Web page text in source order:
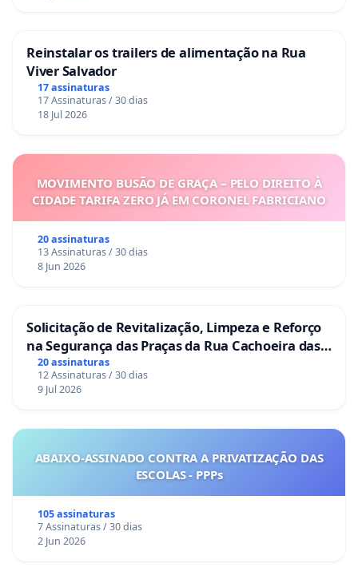
Reinstalar os trailers de alimentação na Rua
Viver Salvador
17 assinaturas
17 Assinaturas / 30 dias
18 Jul 2026
MOVIMENTO BUSÃO DE GRAÇA – PELO DIREITO À
CIDADE TARIFA ZERO JÁ EM CORONEL FABRICIANO
20 assinaturas
13 Assinaturas / 30 dias
8 Jun 2026
Solicitação de Revitalização, Limpeza e Reforço
na Segurança das Praças da Rua Cachoeira das
Sete Ilhas
20 assinaturas
12 Assinaturas / 30 dias
9 Jul 2026
ABAIXO-ASSINADO CONTRA A PRIVATIZAÇÃO DAS
ESCOLAS - PPPs
105 assinaturas
7 Assinaturas / 30 dias
2 Jun 2026